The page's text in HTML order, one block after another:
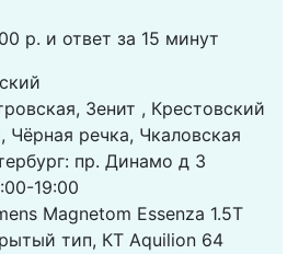
р. и ответ за 15 минут
Зенит , Крестовский
Чёрная речка, Чкаловская
пр. Динамо д 3
19:00
Magnetom Essenza 1.5T
тип, КТ Aquilion 64